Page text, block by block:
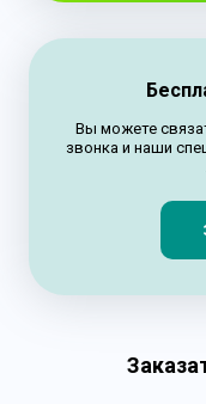
Вы можете
звонка и наши